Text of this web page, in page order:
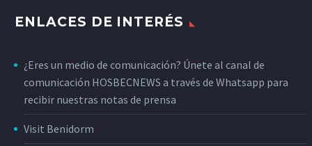
ENLACES DE INTERÉS
¿Eres un medio de comunicación? Únete al canal de
comunicación HOSBECNEWS a través de Whatsapp para
recibir nuestras notas de prensa
Visit Benidorm